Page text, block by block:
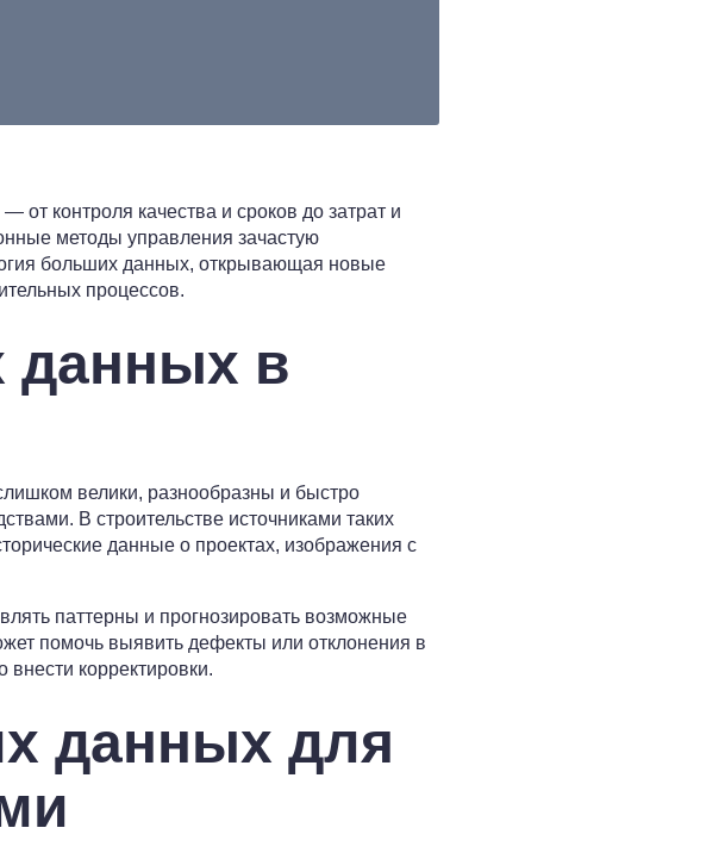
от контроля качества и сроков до затрат и
методы управления зачастую
больших данных, открывающая новые
процессов.
данных в
велики, разнообразны и быстро
В строительстве источниками таких
данные о проектах, изображения с
паттерны и прогнозировать возможные
помочь выявить дефекты или отклонения в
внести корректировки.
данных для